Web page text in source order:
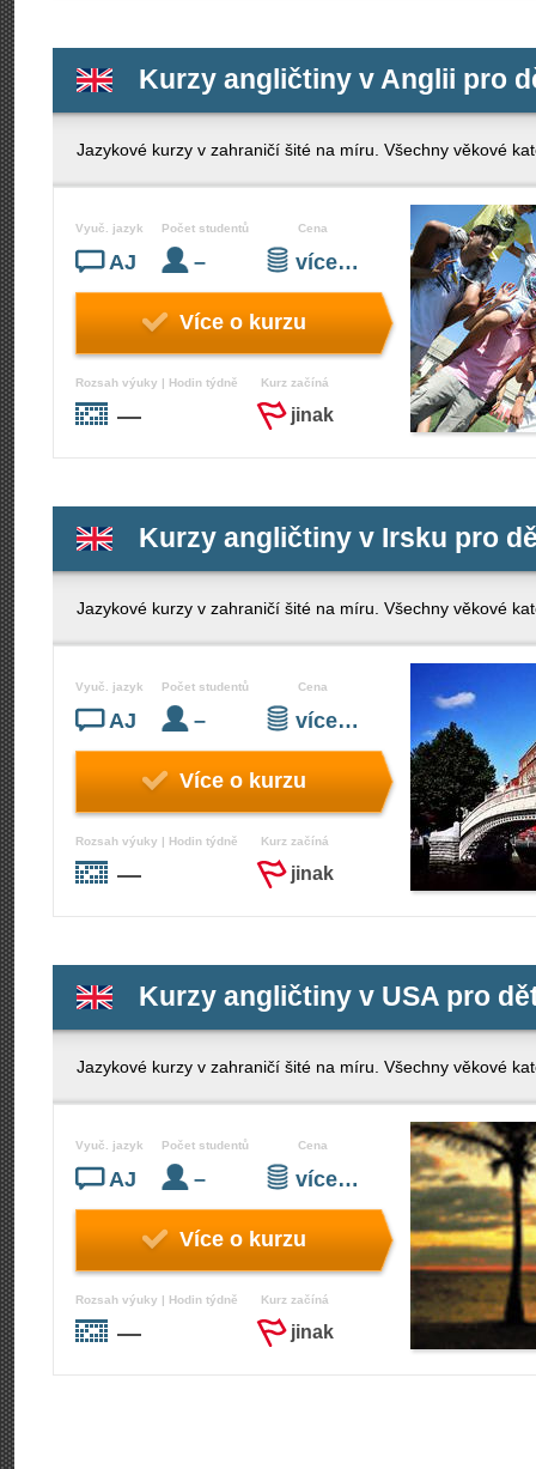
Kurzy angličtiny v Anglii pro
Jazykové kurzy v zahraničí šité na míru. Všechny věkové
Vyuč. jazyk
AJ
Počet studentů
–
Cena
více…
Více o kurzu
Rozsah výuky | Hodin týdně
—
Kurz začíná
jinak
Kurzy angličtiny v Irsku pro
Jazykové kurzy v zahraničí šité na míru. Všechny věkové
Vyuč. jazyk
AJ
Počet studentů
–
Cena
více…
Více o kurzu
Rozsah výuky | Hodin týdně
—
Kurz začíná
jinak
Kurzy angličtiny v USA pro
Jazykové kurzy v zahraničí šité na míru. Všechny věkové
Vyuč. jazyk
AJ
Počet studentů
–
Cena
více…
Více o kurzu
Rozsah výuky | Hodin týdně
—
Kurz začíná
jinak